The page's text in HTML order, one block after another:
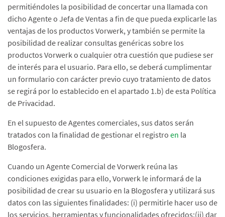
permitiéndoles la posibilidad de concertar una llamada con
dicho Agente o Jefa de Ventas a fin de que pueda explicarle las
ventajas de los productos Vorwerk, y también se permite la
posibilidad de realizar consultas genéricas sobre los
productos Vorwerk o cualquier otra cuestión que pudiese ser
de interés para el usuario. Para ello, se deberá cumplimentar
un formulario con carácter previo cuyo tratamiento de datos
se regirá por lo establecido en el apartado 1.b) de esta Política
de Privacidad.
En el supuesto de Agentes comerciales, sus datos serán
tratados con la finalidad de gestionar el registro en la
Blogosfera.
Cuando un Agente Comercial de Vorwerk reúna las
condiciones exigidas para ello, Vorwerk le informará de la
posibilidad de crear su usuario en la Blogosfera y utilizará sus
datos con las siguientes finalidades: (i) permitirle hacer uso de
los servicios, herramientas y funcionalidades ofrecidos;(ii) dar